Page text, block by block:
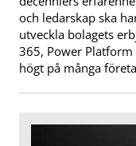
och ledarskap ska
utveckla bolagets
365, Power
högt på många